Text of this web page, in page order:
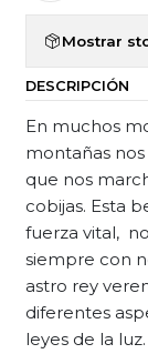
Mostrar
DESCRIPCIÓN
En muchos
montañas
que nos
cobijas. Esta
fuerza vital,
siempre con
astro rey
diferentes
leyes de la luz.